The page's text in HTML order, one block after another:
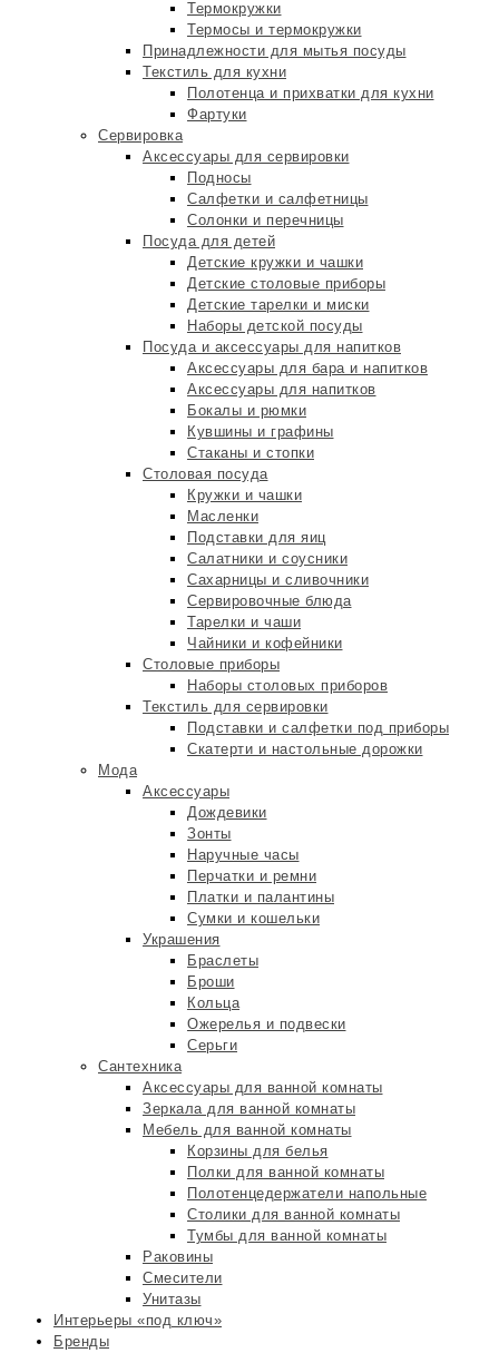
Термокружки
Термосы и термокружки
Принадлежности для мытья посуды
Текстиль для кухни
Полотенца и прихватки для кухни
Фартуки
Сервировка
Аксессуары для сервировки
Подносы
Салфетки и салфетницы
Солонки и перечницы
Посуда для детей
Детские кружки и чашки
Детские столовые приборы
Детские тарелки и миски
Наборы детской посуды
Посуда и аксессуары для напитков
Аксессуары для бара и напитков
Аксессуары для напитков
Бокалы и рюмки
Кувшины и графины
Стаканы и стопки
Столовая посуда
Кружки и чашки
Масленки
Подставки для яиц
Салатники и соусники
Сахарницы и сливочники
Сервировочные блюда
Тарелки и чаши
Чайники и кофейники
Столовые приборы
Наборы столовых приборов
Текстиль для сервировки
Подставки и салфетки под приборы
Скатерти и настольные дорожки
Мода
Аксессуары
Дождевики
Зонты
Наручные часы
Перчатки и ремни
Платки и палантины
Сумки и кошельки
Украшения
Браслеты
Броши
Кольца
Ожерелья и подвески
Серьги
Сантехника
Аксессуары для ванной комнаты
Зеркала для ванной комнаты
Мебель для ванной комнаты
Корзины для белья
Полки для ванной комнаты
Полотенцедержатели напольные
Столики для ванной комнаты
Тумбы для ванной комнаты
Раковины
Смесители
Унитазы
Интерьеры «под ключ»
Бренды